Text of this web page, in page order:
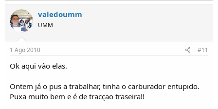
valedoumm
UMM
1 Ago 2010 #11
Ok aqui vão elas.
Ontem já o pus a trabalhar, tinha o carburador entupido.
Puxa muito bem e é de tracçao traseira!!